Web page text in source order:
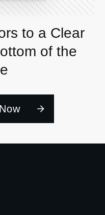
to a Clear
of the